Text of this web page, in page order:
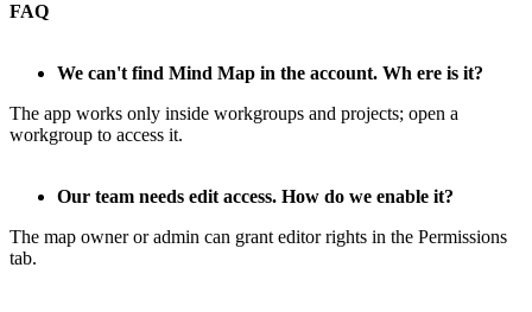
FAQ
We can't find Mind Map in the account. Wh ere is it?
The app works only inside workgroups and projects; open a
workgroup to access it.
Our team needs edit access. How do we enable it?
The map owner or admin can grant editor rights in the Permissions
tab.